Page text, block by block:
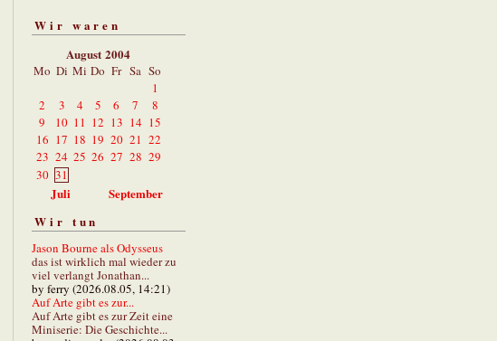
Wir waren
August 2004
Mo Di Mi Do Fr Sa So
1
2
3 4 5 6 7
8
9
10 11 12 13 14 15
16 17 18 19 20 21 22
23 24 25 26 27 28 29
30 31
Juli
September
Wir tun
Jason Bourne als Odysseus
das ist wirklich mal wieder zu
viel verlangt Jonathan...
by ferry (2026.08.05, 14:21)
Auf Arte gibt es zur...
Auf Arte gibt es zur Zeit eine
Miniserie: Die Geschichte...